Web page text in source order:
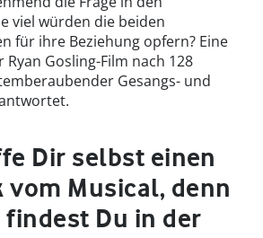
viel würden die beiden
für ihre Beziehung opfern? Eine
Ryan Gosling-Film nach 128
Gesangs- und
Dir selbst einen
vom Musical, denn
findest Du in der